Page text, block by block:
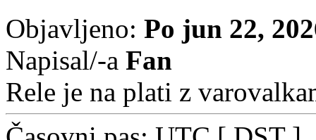
Objavljeno: Po jun 22,
Napisal/-a Fan
Rele je na plati z